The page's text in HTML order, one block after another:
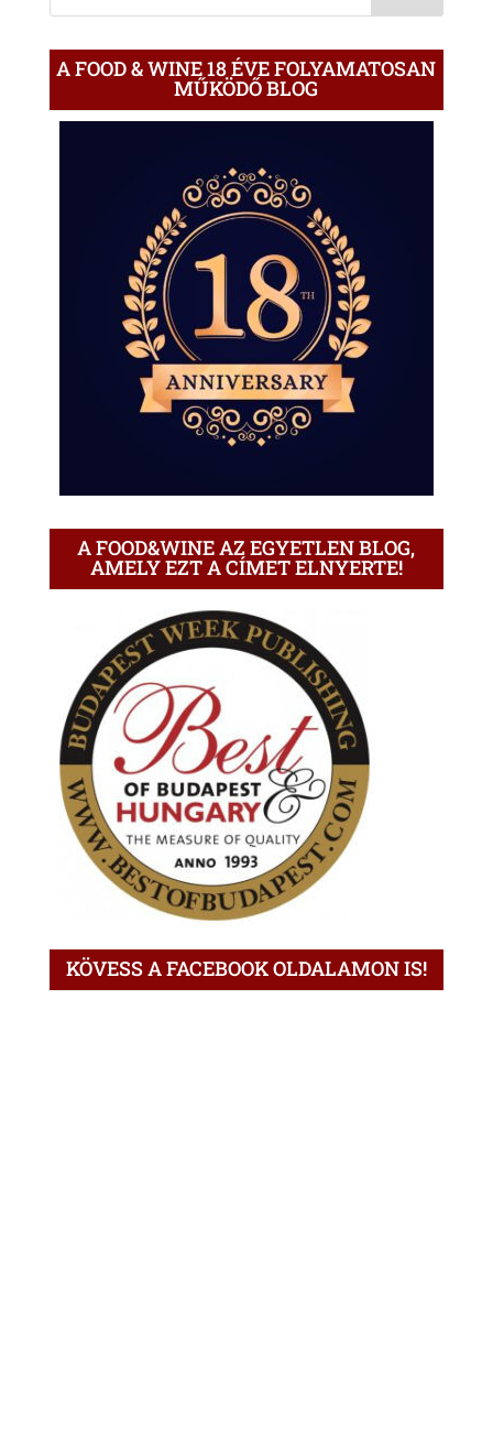
A FOOD & WINE 18 ÉVE FOLYAMATOSAN
MŰKÖDŐ BLOG
A FOOD&WINE AZ EGYETLEN BLOG,
AMELY EZT A CÍMET ELNYERTE!
KÖVESS A FACEBOOK OLDALAMON IS!